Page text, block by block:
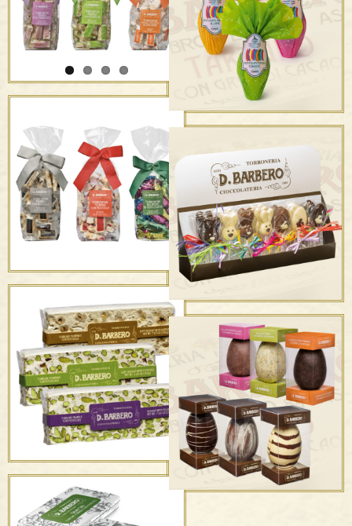
I Torroncini
I Torroncini
“Gran Cru”
SUPPORTIVE EASTER
EGGS IN
COLLABORATION WITH
DYNAMO CAMP ONLUS
Uova Nude con Frutta
Secca “Astuccio
Trasparente”